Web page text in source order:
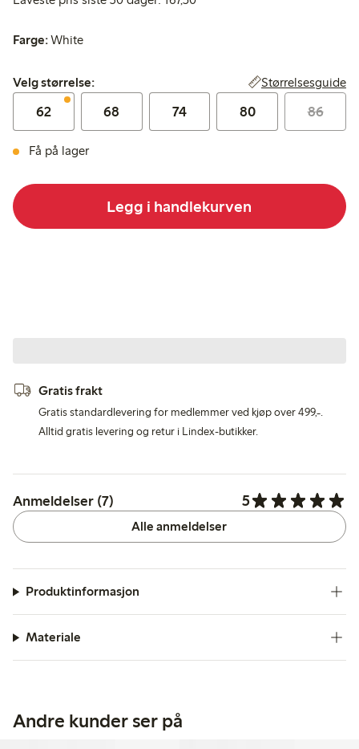
Farge:White
Velg størrelse:
Velg størrelse: Størrelsesguide
62 68 74 80 86
Få på lager
Legg i handlekurven
Gratis frakt
Gratis standardlevering for medlemmer ved kjøp over 499,-.
Alltid gratis levering og retur i Lindex-butikker.
Anmeldelser (7) 5
Alle anmeldelser
Produktinformasjon
Materiale
Andre kunder ser på